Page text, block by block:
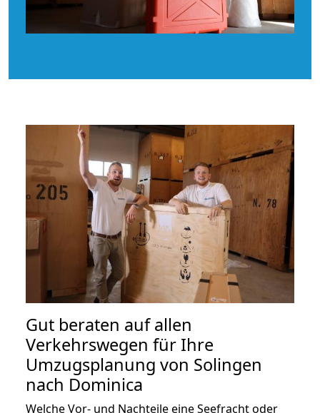
Gut beraten auf allen
Verkehrswegen für Ihre
Umzugsplanung von Solingen
nach Dominica
Welche Vor- und Nachteile eine Seefracht oder